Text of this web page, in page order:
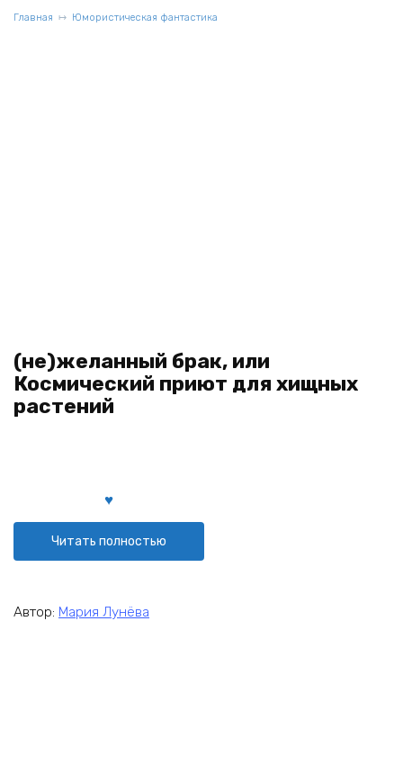
Главная Юмористическая фантастика
(не)желанный брак, или
Космический приют для хищных
растений
Читать полностью
Автор: Мария Лунёва